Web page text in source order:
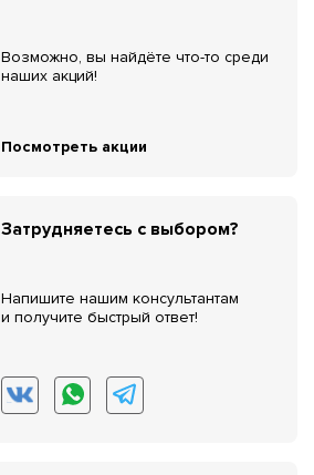
Возможно, вы найдёте что-то среди
наших акций!
Посмотреть акции
Затрудняетесь с выбором?
Напишите нашим консультантам
и получите быстрый ответ!